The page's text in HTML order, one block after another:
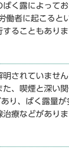
く露によって
働者に起こる
ることもありま
されていませ
、喫煙と深い
り、ばく露量
療などがありま